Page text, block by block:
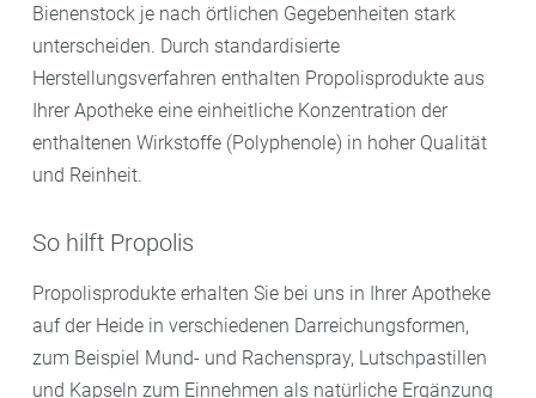
Bienenstock je nach örtlichen Gegebenheiten stark
unterscheiden. Durch standardisierte
Herstellungsverfahren enthalten Propolisprodukte aus
Ihrer Apotheke eine einheitliche Konzentration der
enthaltenen Wirkstoffe (Polyphenole) in hoher Qualität
und Reinheit.
So hilft Propolis
Propolisprodukte erhalten Sie bei uns in Ihrer Apotheke
auf der Heide in verschiedenen Darreichungsformen,
zum Beispiel Mund- und Rachenspray, Lutschpastillen
und Kapseln zum Einnehmen als natürliche Ergänzung